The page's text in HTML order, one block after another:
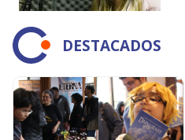
DESTACADOS